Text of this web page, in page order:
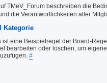
TMeV_Forum beschreiben die
die Verantwortlichkeiten aller
Kategorie
ist eine Beispielregel der Board-
bearbeiten oder löschen, um
#